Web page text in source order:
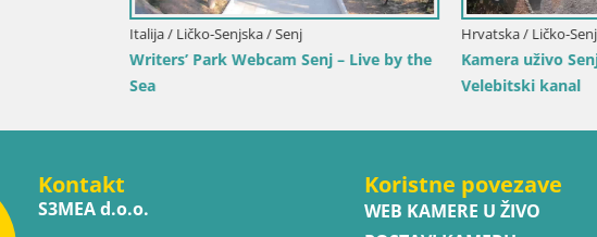
Italija / Trentino-Južni Tirol / Toblach
Web kamera Toblach Dolomiti
Hotela Rosengarten
Kontakt
S3MEA d.o.o.
Koristne povezave
WEB KAMERE U ŽIVO